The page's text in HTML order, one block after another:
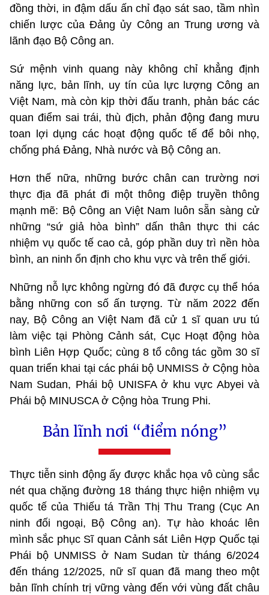
đồng thời, in đậm dấu ấn chỉ đạo sát sao, tầm nhìn
chiến lược của Đảng ủy Công an Trung ương và
lãnh đạo Bộ Công an.
Sứ mệnh vinh quang này không chỉ khẳng định
năng lực, bản lĩnh, uy tín của lực lượng Công an
Việt Nam, mà còn kịp thời đấu tranh, phản bác các
quan điểm sai trái, thù địch, phản động đang mưu
toan lợi dụng các hoạt động quốc tế để bôi nhọ,
chống phá Đảng, Nhà nước và Bộ Công an.
Hơn thế nữa, những bước chân can trường nơi
thực địa đã phát đi một thông điệp truyền thông
mạnh mẽ: Bộ Công an Việt Nam luôn sẵn sàng cử
những “sứ giả hòa bình” dấn thân thực thi các
nhiệm vụ quốc tế cao cả, góp phần duy trì nền hòa
bình, an ninh ổn định cho khu vực và trên thế giới.
Những nỗ lực không ngừng đó đã được cụ thể hóa
bằng những con số ấn tượng. Từ năm 2022 đến
nay, Bộ Công an Việt Nam đã cử 1 sĩ quan ưu tú
làm việc tại Phòng Cảnh sát, Cục Hoạt động hòa
bình Liên Hợp Quốc; cùng 8 tổ công tác gồm 30 sĩ
quan triển khai tại các phái bộ UNMISS ở Cộng hòa
Nam Sudan, Phái bộ UNISFA ở khu vực Abyei và
Phái bộ MINUSCA ở Cộng hòa Trung Phi.
Bản lĩnh nơi “điểm nóng”
Thực tiễn sinh động ấy được khắc họa vô cùng sắc
nét qua chặng đường 18 tháng thực hiện nhiệm vụ
quốc tế của Thiếu tá Trần Thị Thu Trang (Cục An
ninh đối ngoại, Bộ Công an). Tự hào khoác lên
mình sắc phục Sĩ quan Cảnh sát Liên Hợp Quốc tại
Phái bộ UNMISS ở Nam Sudan từ tháng 6/2024
đến tháng 12/2025, nữ sĩ quan đã mang theo một
bản lĩnh chính trị vững vàng đến với vùng đất châu